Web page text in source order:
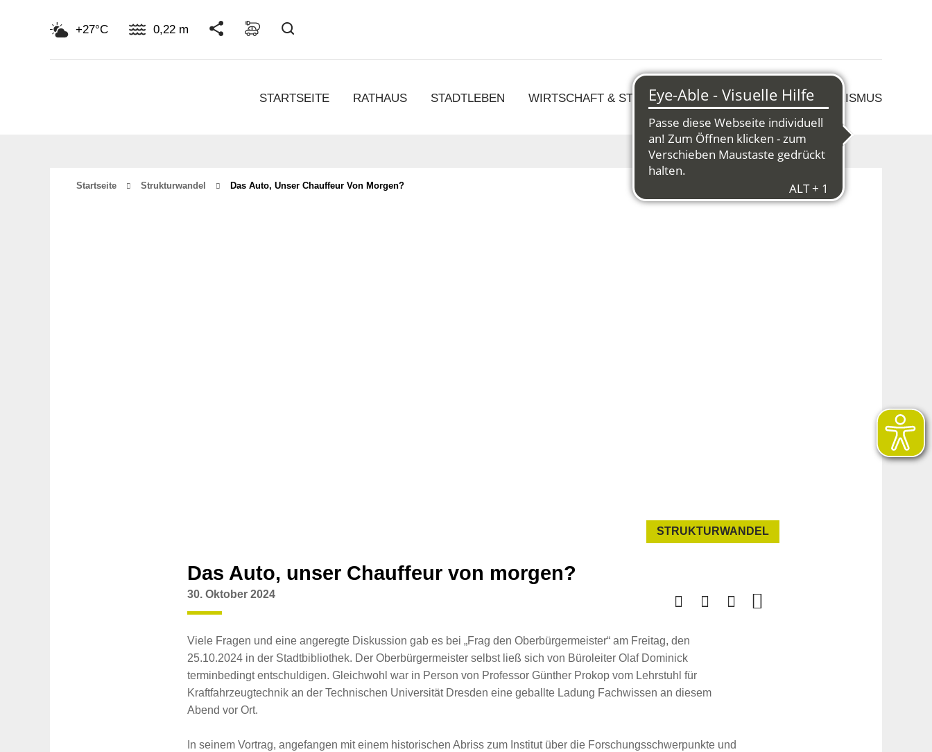
+27°C 0,22 m
STARTSEITE RATHAUS STADTLEBEN WIRTSCHAFT & STRUKTURWANDEL KULTUR & TOURISMUS
Startseite Strukturwandel Das Auto, Unser Chauffeur Von Morgen?
STRUKTURWANDEL
Das Auto, unser Chauffeur von morgen?
30. Oktober 2024
Viele Fragen und eine angeregte Diskussion gab es bei „Frag den Oberbürgermeister“ am Freitag, den
25.10.2024 in der Stadtbibliothek. Der Oberbürgermeister selbst ließ sich von Büroleiter Olaf Dominick
terminbedingt entschuldigen. Gleichwohl war in Person von Professor Günther Prokop vom Lehrstuhl für
Kraftfahrzeugtechnik an der Technischen Universität Dresden eine geballte Ladung Fachwissen an diesem
Abend vor Ort.
In seinem Vortrag, angefangen mit einem historischen Abriss zum Institut über die Forschungsschwerpunkte und